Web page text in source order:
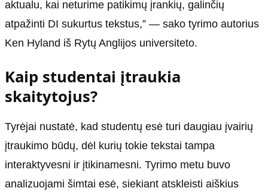
aktualu, kai neturime patikimų įrankių, galinčių
atpažinti DI sukurtus tekstus,” — sako tyrimo autorius
Ken Hyland iš Rytų Anglijos universiteto.
Kaip studentai įtraukia
skaitytojus?
Tyrėjai nustatė, kad studentų esė turi daugiau įvairių
įtraukimo būdų, dėl kurių tokie tekstai tampa
interaktyvesni ir įtikinamesni. Tyrimo metu buvo
analizuojami šimtai esė, siekiant atskleisti aiškius